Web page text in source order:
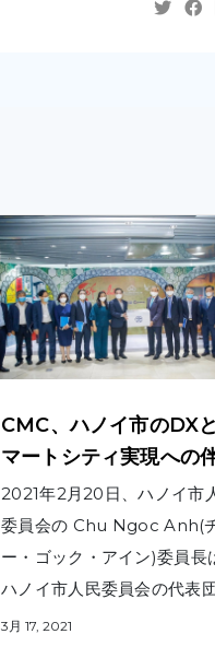
CMC、ハノイ市のDX
マートシティ実現への
を約束
2021年2月20日、ハノイ市
委員会の Chu Ngoc Anh(
ー・ゴック・アイン)委員長
ハノイ市人民委員会の代表
一緒にCMCを訪問しました
3月 17, 2021